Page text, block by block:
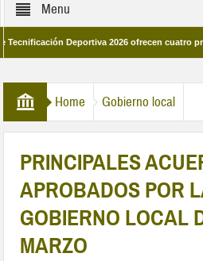
Menu
Deportiva 2026 ofrecen cuatro
Home Gobierno local
PRINCIPALES
APROBADOS POR
GOBIERNO LOCAL
MARZO